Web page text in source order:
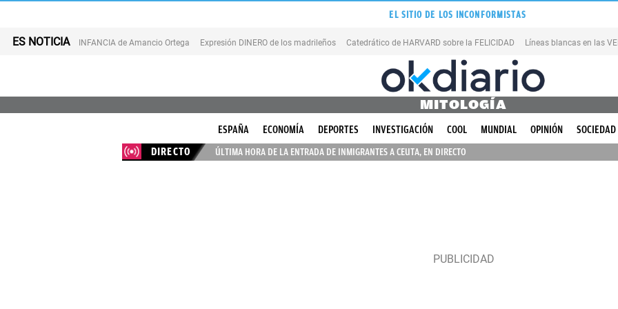
EL SITIO DE LOS INCONFORMISTAS
ES NOTICIA INFANCIA de Amancio Ortega Expresión DINERO de los madrileños Catedrático de HARVARD sobre la FELICIDAD Líneas blancas en las
MITOLOGÍA
ESPAÑA ECONOMÍA DEPORTES INVESTIGACIÓN COOL MUNDIAL OPINIÓN SOCIEDAD
DIRECTO
ÚLTIMA HORA DE LA ENTRADA DE INMIGRANTES A CEUTA, EN DIRECTO